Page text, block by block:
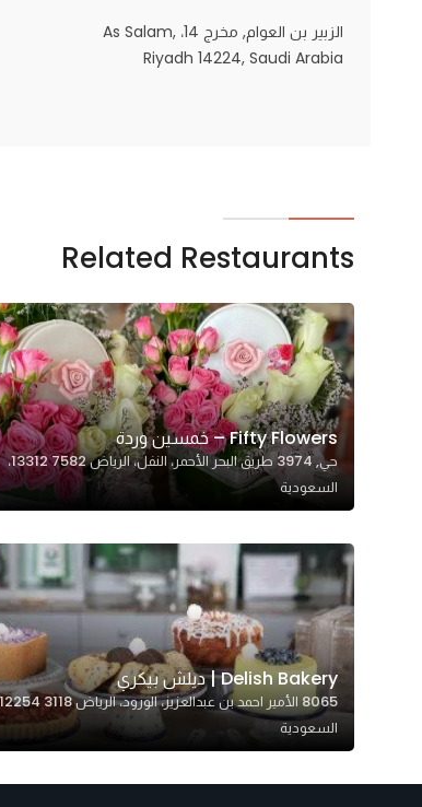
الزبير بن العوام, مخرج 14، As Salam,
Riyadh 14224, Saudi Arabia
Related Restaurants
Fifty Flowers – خمسين وردة
حي, 3974 طريق البحر الأحمر، النفل، الرياض 13312 7582،
السعودية
Delish Bakery | ديلش بيكري
السعودية